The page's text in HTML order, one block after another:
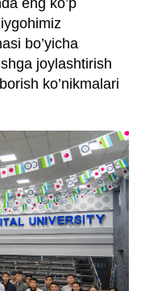
bo’yicha
joylashtirish
ko’nikmalari